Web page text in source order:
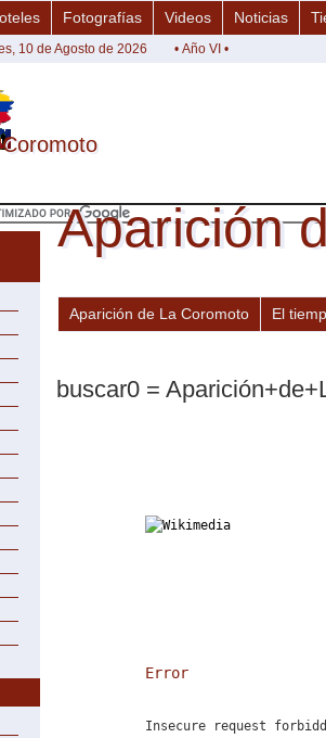
Fotografías Videos Noticias
10 de Agosto de 2026 • Año VI •
Aparición
Aparición
Aparición de La Coromoto El
buscar0 =
Error
Insecure request